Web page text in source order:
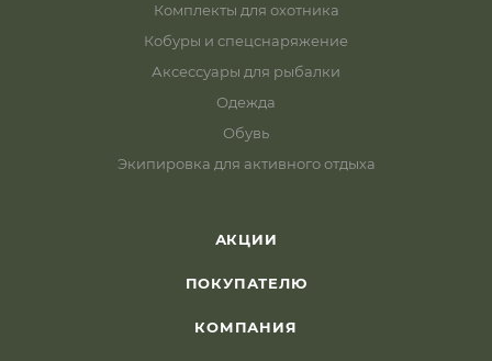
Комплекты для охотника
Кобуры и спецснаряжение
Аксессуары для рыбалки
Одежда
Обувь
Экипировка для активного отдыха
АКЦИИ
ПОКУПАТЕЛЮ
КОМПАНИЯ